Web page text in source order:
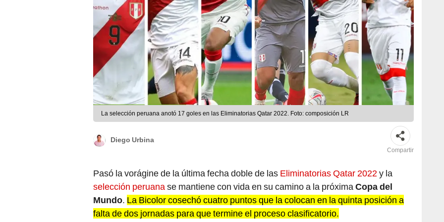
La selección peruana anotó 17 goles en las Eliminatorias Qatar 2022. Foto: composición LR
Diego Urbina
Compartir
Pasó la vorágine de la última fecha doble de las Eliminatorias Qatar 2022y la
selección peruanase mantiene con vida en su camino a la próximaCopa del
Mundo. La Bicolor cosechó cuatro puntos que la colocan en la quinta posición a
falta de dos jornadas para que termine el proceso clasificatorio.